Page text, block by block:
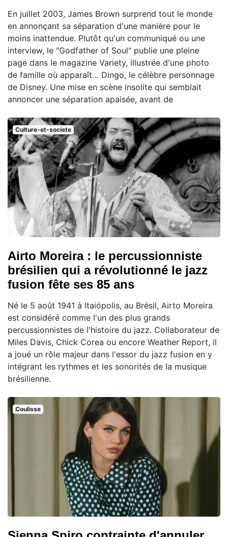
En juillet 2003, James Brown surprend tout le monde
en annonçant sa séparation d'une manière pour le
moins inattendue. Plutôt qu'un communiqué ou une
interview, le "Godfather of Soul" publie une pleine
page dans le magazine Variety, illustrée d'une photo
de famille où apparaît… Dingo, le célèbre personnage
de Disney. Une mise en scène insolite qui semblait
annoncer une séparation apaisée, avant de
Culture-et-societe
Airto Moreira : le percussionniste
brésilien qui a révolutionné le jazz
fusion fête ses 85 ans
Né le 5 août 1941 à Itaiópolis, au Brésil, Airto Moreira
est considéré comme l'un des plus grands
percussionnistes de l'histoire du jazz. Collaborateur de
Miles Davis, Chick Corea ou encore Weather Report, il
a joué un rôle majeur dans l'essor du jazz fusion en y
intégrant les rythmes et les sonorités de la musique
brésilienne.
Coulisse